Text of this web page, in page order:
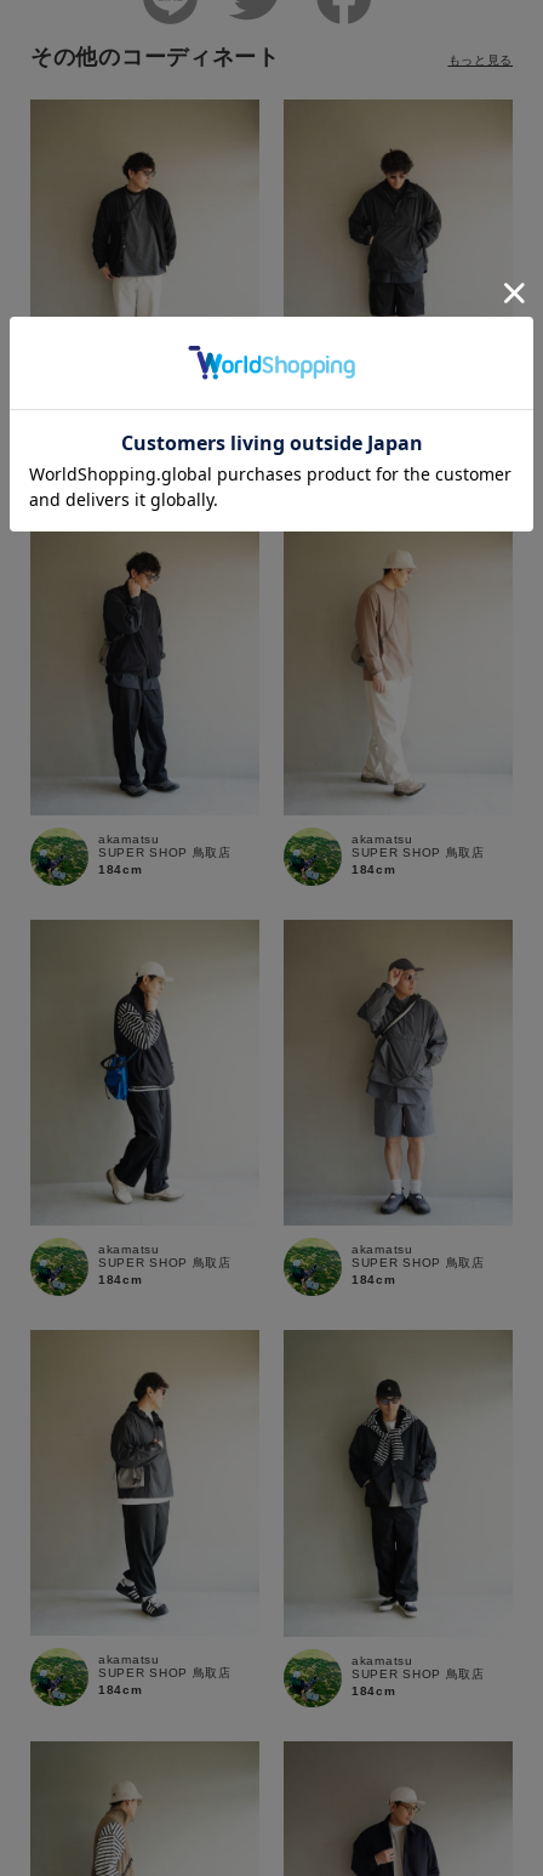
商品タイプ
通常商品 予約商品
セール価格 WEB限定
在庫あり 在庫なし含む
その他のコーディネート
SUPER SHOP 鳥取店
SUPER SHOP 鳥取店
184cm
akamatsu
SUPER SHOP 鳥取店
184cm
akamatsu
SUPER SHOP 鳥取店
184cm
akamatsu
SUPER SHOP 鳥取店
184cm
akamatsu
SUPER SHOP 鳥取店
184cm
akamatsu
SUPER SHOP 鳥取店
184cm
akamatsu
SUPER SHOP 鳥取店
184cm
もっと見る